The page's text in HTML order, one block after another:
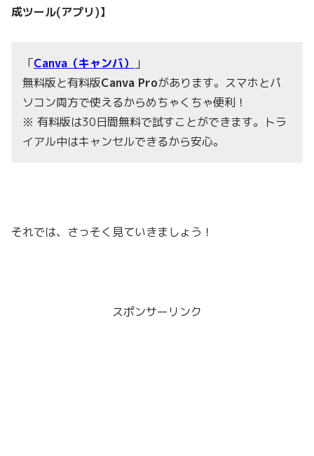
成ツール(アプリ)】
「Canva（キャンバ）
」
無料版と有料版Canva Proがあります。スマホとパ
ソコン両方で使えるからめちゃくちゃ便利！
※ 有料版は30日間無料で試すことができます。トラ
イアル中はキャンセルできるから安心。
それでは、さっそく見ていきましょう！
スポンサーリンク